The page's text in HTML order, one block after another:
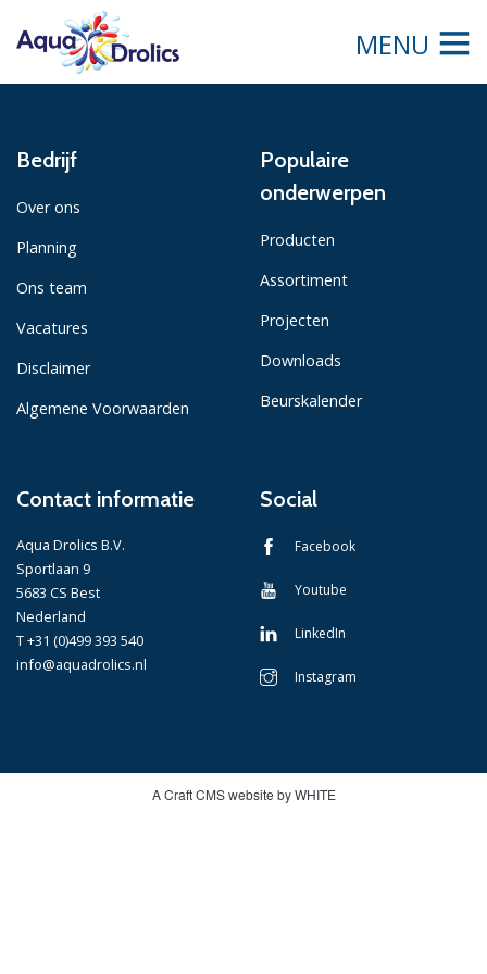
MENU
Bedrijf
Over ons
Planning
Ons team
Vacatures
Disclaimer
Algemene Voorwaarden
Populaire
onderwerpen
Producten
Assortiment
Projecten
Downloads
Beurskalender
Contact informatie
Aqua Drolics B.V.
Sportlaan 9
5683 CS Best
Nederland
T +31 (0)499 393 540
info@aquadrolics.nl
Social
Facebook
Youtube
LinkedIn
Instagram
A Craft CMS website by WHITE